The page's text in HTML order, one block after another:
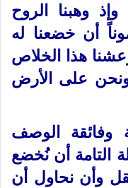
وإذ وهبنا الروح
أن خضعنا له
هذا الخلاص
ونحن على الأرض
وفائقة الوصف
التامة أن نُخضع
وأن نحاول أن